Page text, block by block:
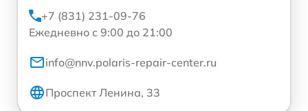
+7 (831) 231-09-76
Ежедневно с 9:00 до 21:00
info@nnv.polaris-repair-center.ru
Проспект Ленина, 33